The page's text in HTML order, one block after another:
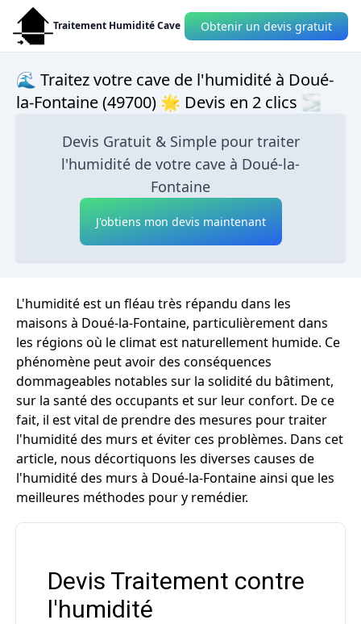
Traitement Humidité Cave Obtenir un devis gratuit
🌊 Traitez votre cave de l'humidité à Doué-
la-Fontaine (49700) 🌟 Devis en 2 clics 🌫
Devis Gratuit & Simple pour traiter
l'humidité de votre cave à Doué-la-
Fontaine
J'obtiens mon devis maintenant
L'humidité est un fléau très répandu dans les
maisons à Doué-la-Fontaine, particulièrement dans
les régions où le climat est naturellement humide. Ce
phénomène peut avoir des conséquences
dommageables notables sur la solidité du bâtiment,
sur la santé des occupants et sur leur confort. De ce
fait, il est vital de prendre des mesures pour traiter
l'humidité des murs et éviter ces problèmes. Dans cet
article, nous décortiquons les diverses causes de
l'humidité des murs à Doué-la-Fontaine ainsi que les
meilleures méthodes pour y remédier.
Devis Traitement contre
l'humidité